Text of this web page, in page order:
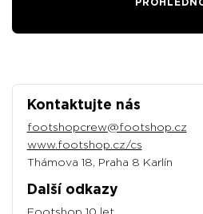
Kontaktujte nás
footshopcrew@footshop.cz
www.footshop.cz/cs
Thámova 18, Praha 8 Karlín
Další odkazy